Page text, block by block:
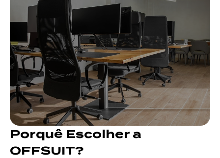
Porquê Escolher a
OFFSUIT?